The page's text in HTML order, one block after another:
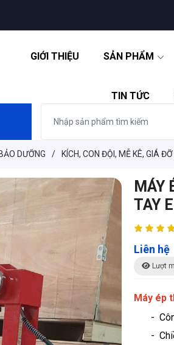
GIỚI THIỆU SẢN PHẨM
TIN TỨC
DƯỠNG / KÍCH, CON ĐỘI, MỄ KÊ, GIÁ
MÁY
TAY
Liên hệ
Lượt
Máy ép
-
-